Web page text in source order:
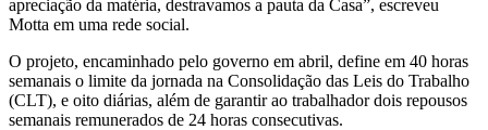
apreciação da matéria, destravamos a pauta da Casa”, escreveu
Motta em uma rede social.
O projeto, encaminhado pelo governo em abril, define em 40 horas
semanais o limite da jornada na Consolidação das Leis do Trabalho
(CLT), e oito diárias, além de garantir ao trabalhador dois repousos
semanais remunerados de 24 horas consecutivas.